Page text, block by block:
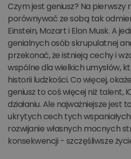
Czym jest geniusz? Na pierwszy
porównywać ze sobą tak
Einstein, Mozart i Elon Musk. A
genialnych osób skrupulatnej
przekonać, że istnieją cechy i
wspólne dla wielkich umysłów,
historii ludzkości. Co więcej,
geniusz to coś więcej niż talent,
działaniu. Ale najważniejsze jest
ukrytych cech tych
rozwijanie własnych mocnych
konsekwencji - szczęśliwsze